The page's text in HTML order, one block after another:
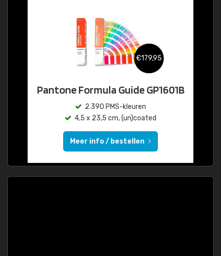
€179,95
Pantone Formula Guide GP1601B
2.390 PMS-kleuren
4,5 x 23,5 cm, (un)coated
Meer info / bestellen